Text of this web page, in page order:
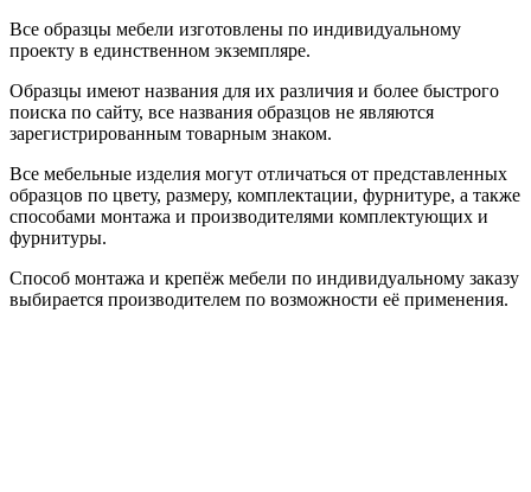
Все образцы мебели изготовлены по индивидуальному
проекту в единственном экземпляре.
Образцы имеют названия для их различия и более быстрого
поиска по сайту, все названия образцов не являются
зарегистрированным товарным знаком.
Все мебельные изделия могут отличаться от представленных
образцов по цвету, размеру, комплектации, фурнитуре, а также
способами монтажа и производителями комплектующих и
фурнитуры.
Способ монтажа и крепёж мебели по индивидуальному заказу
выбирается производителем по возможности её применения.